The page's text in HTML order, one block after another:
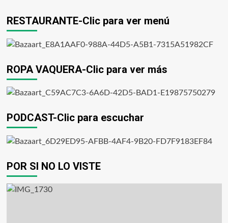
RESTAURANTE-Clic para ver menú
ROPA VAQUERA-Clic para ver más
PODCAST-Clic para escuchar
POR SI NO LO VISTE